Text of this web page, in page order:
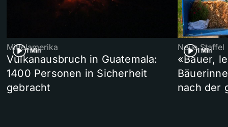
1 Min
Mittelamerika
Vulkanausbruch in Guatemala:
1400 Personen in Sicherheit
gebracht
1 Min
Neue Staffel
«Bauer,
nach der